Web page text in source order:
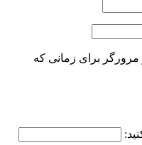
مرورگر برای زمانی که